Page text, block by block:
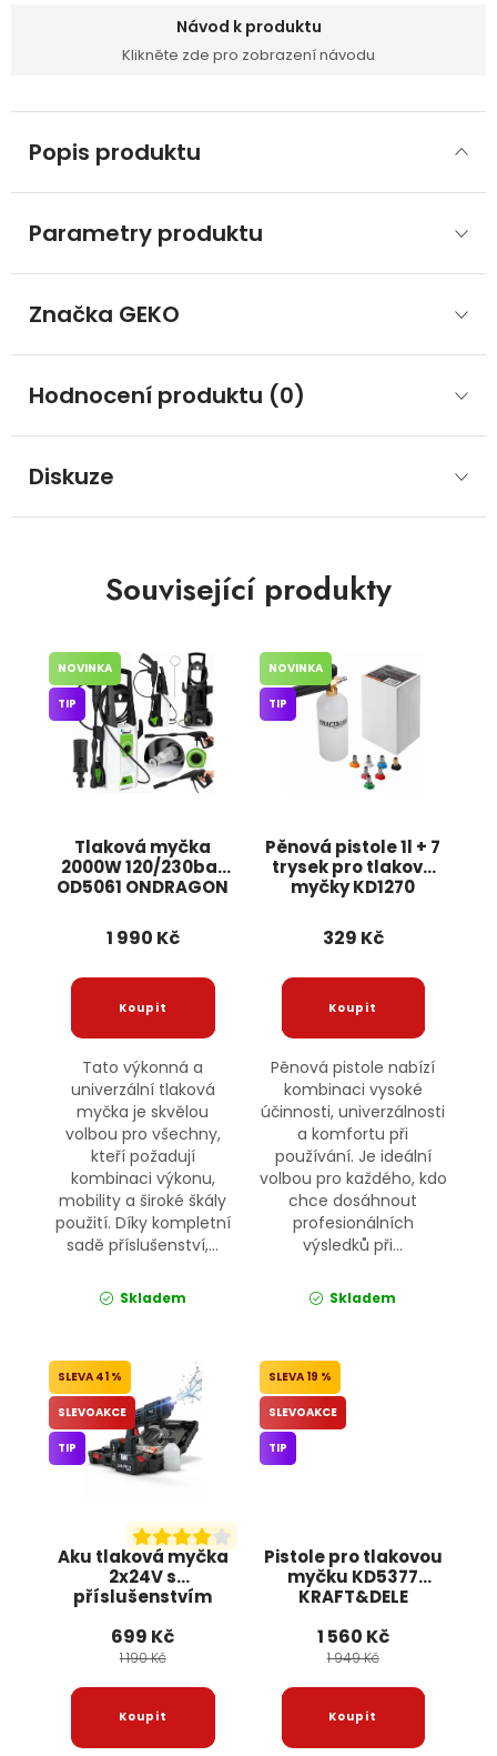
Návod k produktu
Klikněte zde pro zobrazení návodu
Popis produktu
Parametry produktu
Značka GEKO
Hodnocení produktu (0)
Diskuze
Související produkty
Tlaková myčka
2000W 120/230bar
OD5061 ONDRAGON
NOVINKA
TIP
1 990 Kč
Tato výkonná a
univerzální tlaková
myčka je skvělou
volbou pro všechny,
kteří požadují
kombinaci výkonu,
mobility a široké škály
použití. Díky kompletní
sadě příslušenství,...
Skladem
Pěnová pistole 1l + 7
trysek pro tlakové
myčky KD1270
NOVINKA
TIP
329 Kč
Pěnová pistole nabízí
kombinaci vysoké
účinnosti, univerzálnosti
a komfortu při
používání. Je ideální
volbou pro každého, kdo
chce dosáhnout
profesionálních
výsledků při...
Skladem
Aku tlaková myčka
2x24V s
příslušenstvím
41 %
SLEVOAKCE
TIP
699 Kč
1 190 Kč
Pistole pro tlakovou
myčku KD5377
KRAFT&DELE
19 %
SLEVOAKCE
TIP
1 560 Kč
1 949 Kč